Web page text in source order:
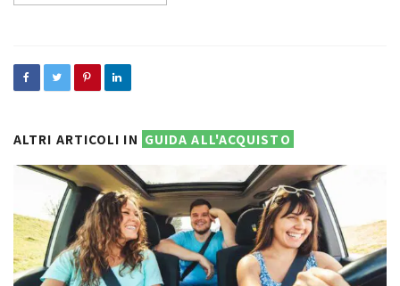
ALTRI ARTICOLI IN GUIDA ALL'ACQUISTO